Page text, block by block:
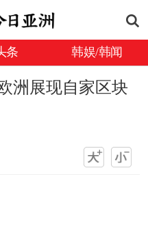
条 韩娱/韩闻
洲展现自家区块